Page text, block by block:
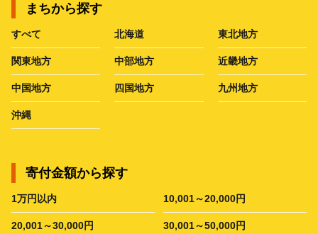
まちから探す
すべて 北海道 東北地方
関東地方 中部地方 近畿地方
中国地方 四国地方 九州地方
沖縄
寄付金額から探す
1万円以内 10,001～20,000円
20,001～30,000円 30,001～50,000円